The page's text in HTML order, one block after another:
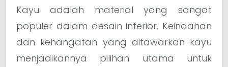
Kayu adalah material yang sangat
populer dalam desain interior. Keindahan
dan kehangatan yang ditawarkan kayu
menjadikannya pilihan utama untuk